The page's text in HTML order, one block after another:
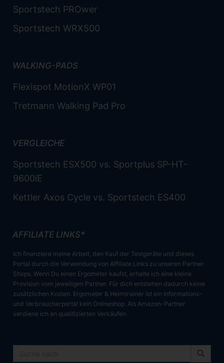
Sportstech PROwer
Sportstech WRX500
WALKING-PADS
Flexispot MotionX WP01
Tretmann Walking Pad Pro
VERGLEICHE
Sportstech ESX500 vs. Sportplus SP-HT-
9600iE
Kettler Axos Cycle vs. Sportstech ES400
AFFILIATE LINKS*
Ich finanziere meine Arbeit, den Kauf der Testgeräte und dieses
Portal durch die Verwendung von Affiliate Links zu unseren Partner
Shops. Wenn Du einen Ergometer kaufst, erhalte ich eine kleine
Provision vom jeweiligen Partner. Für dich entstehen dadurch keine
zusätzlichen Kosten. Ergometer & Heimtrainer ist ein Informations-
und Verbraucherportal kein Onlineshop. Als Amazon-Partner
verdiene ich an qualifizierten Verkäufen.